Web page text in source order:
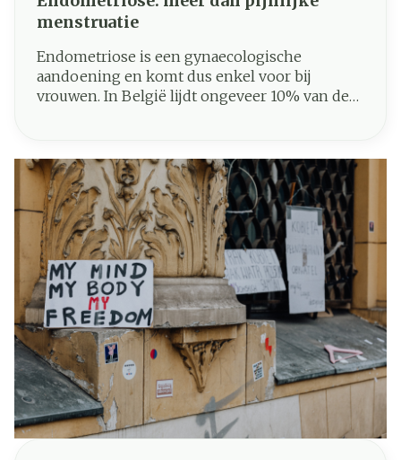
menstruatie
Endometriose is een gynaecologische
aandoening en komt dus enkel voor bij
vrouwen. In België lijdt ongeveer 10% van de
die, indien onbehandeld, verstrekkende
gevolgen kan hebben. In dit artikel belichten
we endometriose in alle aspecten: van
symptomen tot behandeling.